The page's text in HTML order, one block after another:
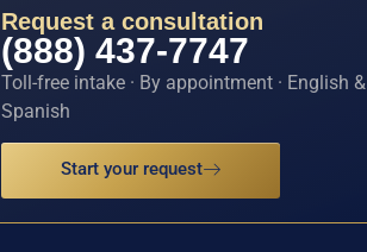
Request a consultation
(888) 437-7747
Toll-free intake · By appointment · English &
Spanish
Start your request